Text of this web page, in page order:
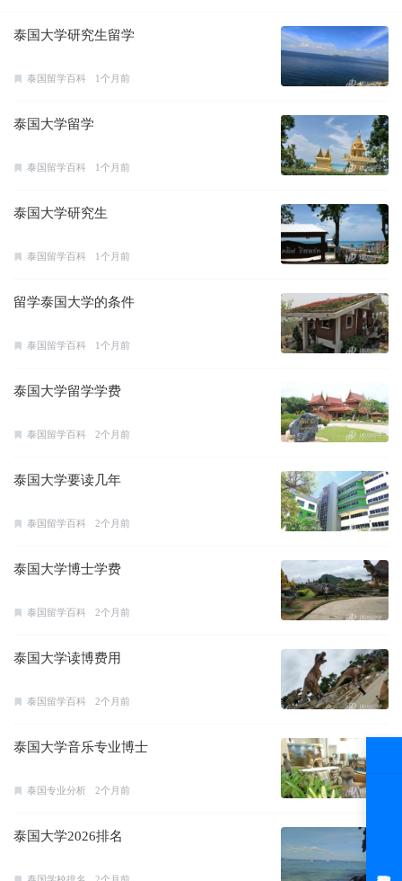
泰国大学研究生留学
泰国留学百科 1个月前
泰国大学留学
泰国留学百科 1个月前
泰国大学研究生
泰国留学百科 1个月前
留学泰国大学的条件
泰国留学百科 1个月前
泰国大学留学学费
泰国留学百科 2个月前
泰国大学要读几年
泰国留学百科 2个月前
泰国大学博士学费
泰国留学百科 2个月前
泰国大学读博费用
泰国留学百科 2个月前
泰国大学音乐专业博士
泰国专业分析 2个月前
泰国大学2026排名
泰国学校排名 2个月前